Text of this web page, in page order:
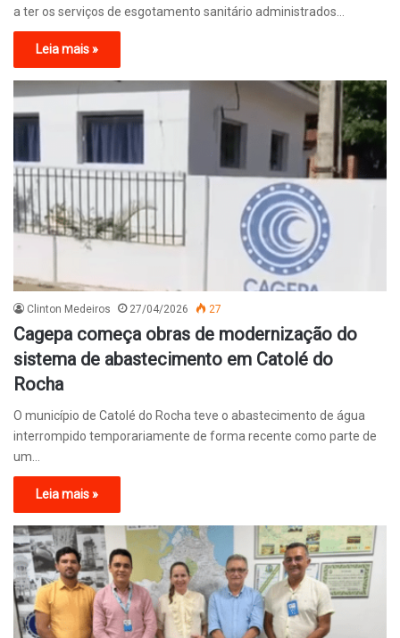
a ter os serviços de esgotamento sanitário administrados…
Leia mais »
Clinton Medeiros 27/04/2026 27
Cagepa começa obras de modernização do
sistema de abastecimento em Catolé do
Rocha
O município de Catolé do Rocha teve o abastecimento de água
interrompido temporariamente de forma recente como parte de
um…
Leia mais »